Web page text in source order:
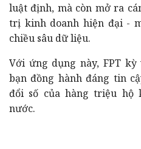
luật định, mà còn mở ra
trị kinh doanh hiện đại -
chiều sâu dữ liệu.
Với ứng dụng này, FPT
bạn đồng hành đáng tin
đổi số của hàng triệu hộ